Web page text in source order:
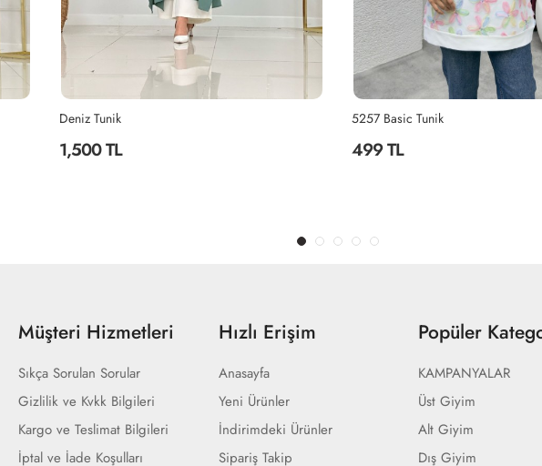
5257 Basic Tunik
499 TL
Deniz Tunik
1,500 TL
Müşteri Hizmetleri
Sıkça Sorulan Sorular
Gizlilik ve Kvkk Bilgileri
Kargo ve Teslimat Bilgileri
İptal ve İade Koşulları
Hızlı Erişim
Anasayfa
Yeni Ürünler
İndirimdeki Ürünler
Sipariş Takip
Popüler
KAMPANYALAR
Üst Giyim
Alt Giyim
Dış Giyim